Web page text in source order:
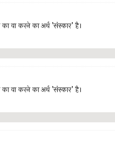
वा करने का अर्थ ’संस्कार’ है।
वा करने का अर्थ ’संस्कार’ है।